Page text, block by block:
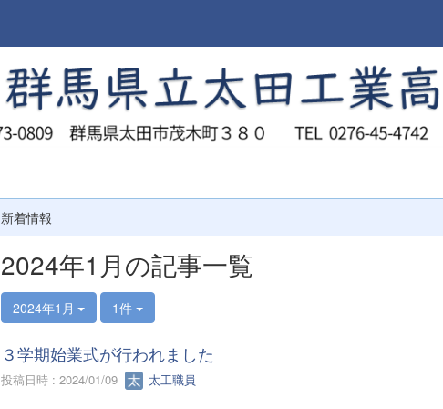
新着情報
2024年1月の記事一覧
2024年1月 1件
３学期始業式が行われました
投稿日時 : 2024/01/09 太工職員